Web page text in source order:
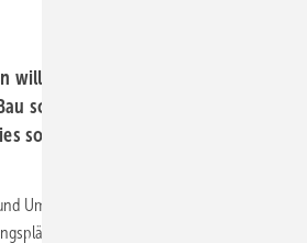
will noch 2022 die erste
schwimmender Offshore-
soll der Umweltminister
Umweltminister João Matos Fernandes
für eine erste Offshore-Windkraft-